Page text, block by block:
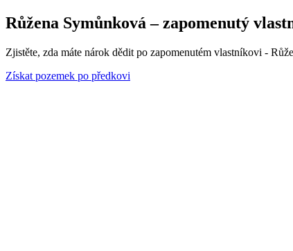
Růžena Symůnková – zapomenutý
Zjistěte, zda máte nárok dědit po zapomenutém vlastníkovi -
Získat pozemek po předkovi